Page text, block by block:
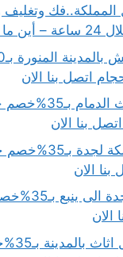
نوصلك
اتصل بنا الان
مستودعات الاثاث
بنا الان
نقل عفش من مكة
بنا الان
نقل عفش من
الان
افضل